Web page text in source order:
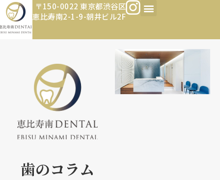
〒150-0022 東京都渋谷区
恵比寿南2-1-9-朝井ビル2F
歯のコラム​